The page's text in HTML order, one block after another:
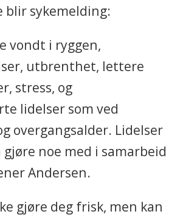
blir sykemelding:
vondt i ryggen,
utbrenthet, lettere
stress, og
lidelser som ved
overgangsalder. Lidelser
noe med i samarbeid
Andersen.
gjøre deg frisk, men kan